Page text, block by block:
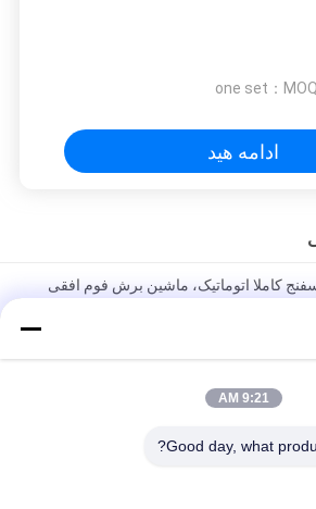
MOQ：
one set
ادامه هید
کاملا اتوماتیک، ماشین برش فوم افقی
Manual Modeling PU Sponge
Cutting
EPE Foam / Polyurethane Sponge Block
9:21 AM
Good day, what